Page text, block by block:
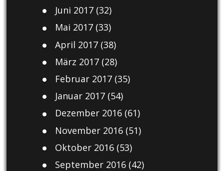
Juni 2017(32)
Mai 2017(33)
April 2017(38)
März 2017(28)
Februar 2017(35)
Januar 2017(54)
Dezember 2016(61)
November 2016(51)
Oktober 2016(53)
September 2016(42)